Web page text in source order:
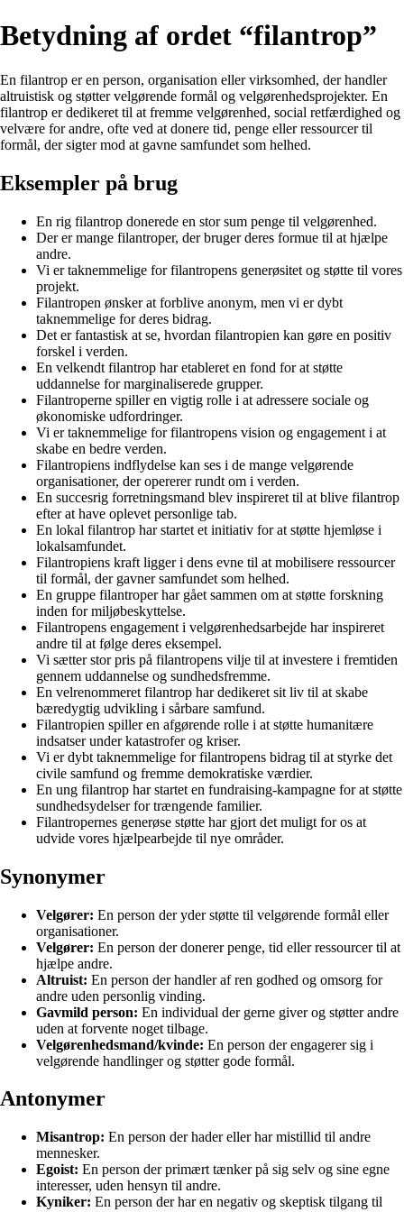
Betydning af ordet “filantrop”
En filantrop er en person, organisation eller virksomhed, der handler
altruistisk og støtter velgørende formål og velgørenhedsprojekter. En
filantrop er dedikeret til at fremme velgørenhed, social retfærdighed og
velvære for andre, ofte ved at donere tid, penge eller ressourcer til
formål, der sigter mod at gavne samfundet som helhed.
Eksempler på brug
En rig filantrop donerede en stor sum penge til velgørenhed.
Der er mange filantroper, der bruger deres formue til at hjælpe
andre.
Vi er taknemmelige for filantropens generøsitet og støtte til vores
projekt.
Filantropen ønsker at forblive anonym, men vi er dybt
taknemmelige for deres bidrag.
Det er fantastisk at se, hvordan filantropien kan gøre en positiv
forskel i verden.
En velkendt filantrop har etableret en fond for at støtte
uddannelse for marginaliserede grupper.
Filantroperne spiller en vigtig rolle i at adressere sociale og
økonomiske udfordringer.
Vi er taknemmelige for filantropens vision og engagement i at
skabe en bedre verden.
Filantropiens indflydelse kan ses i de mange velgørende
organisationer, der opererer rundt om i verden.
En succesrig forretningsmand blev inspireret til at blive filantrop
efter at have oplevet personlige tab.
En lokal filantrop har startet et initiativ for at støtte hjemløse i
lokalsamfundet.
Filantropiens kraft ligger i dens evne til at mobilisere ressourcer
til formål, der gavner samfundet som helhed.
En gruppe filantroper har gået sammen om at støtte forskning
inden for miljøbeskyttelse.
Filantropens engagement i velgørenhedsarbejde har inspireret
andre til at følge deres eksempel.
Vi sætter stor pris på filantropens vilje til at investere i fremtiden
gennem uddannelse og sundhedsfremme.
En velrenommeret filantrop har dedikeret sit liv til at skabe
bæredygtig udvikling i sårbare samfund.
Filantropien spiller en afgørende rolle i at støtte humanitære
indsatser under katastrofer og kriser.
Vi er dybt taknemmelige for filantropens bidrag til at styrke det
civile samfund og fremme demokratiske værdier.
En ung filantrop har startet en fundraising-kampagne for at støtte
sundhedsydelser for trængende familier.
Filantropernes generøse støtte har gjort det muligt for os at
udvide vores hjælpearbejde til nye områder.
Synonymer
Velgører: En person der yder støtte til velgørende formål eller
organisationer.
Velgører: En person der donerer penge, tid eller ressourcer til at
hjælpe andre.
Altruist: En person der handler af ren godhed og omsorg for
andre uden personlig vinding.
Gavmild person: En individual der gerne giver og støtter andre
uden at forvente noget tilbage.
Velgørenhedsmand/kvinde: En person der engagerer sig i
velgørende handlinger og støtter gode formål.
Antonymer
Misantrop: En person der hader eller har mistillid til andre
mennesker.
Egoist: En person der primært tænker på sig selv og sine egne
interesser, uden hensyn til andre.
Kyniker: En person der har en negativ og skeptisk tilgang til